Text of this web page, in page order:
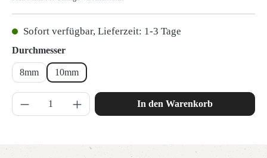
Sofort verfügbar, Lieferzeit: 1-3 Tage
Durchmesserauswählen
8mm 10mm
Produkt Anzahl: Gib den gewünschten Wert
In den Warenkorb